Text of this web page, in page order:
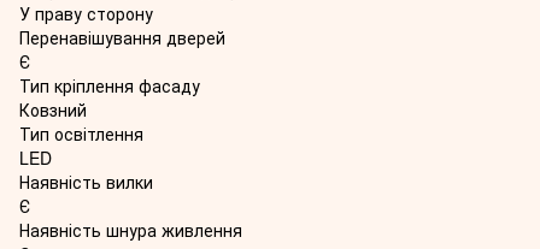
У праву сторону
Перенавішування дверей
Є
Тип кріплення фасаду
Ковзний
Тип освітлення
LED
Наявність вилки
Є
Наявність шнура живлення